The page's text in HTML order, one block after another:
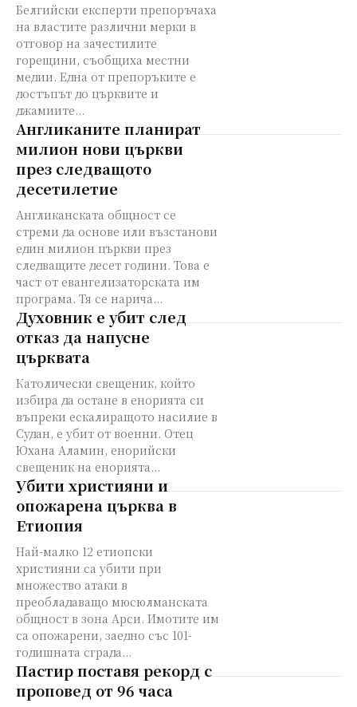
Белгийски експерти препоръчаха
на властите различни мерки в
отговор на зачестилите
горещини, съобщиха местни
медии. Една от препоръките е
достъпът до църквите и
джамиите...
Англиканите планират
милион нови църкви
през следващото
десетилетие
Англиканската общност се
стреми да основе или възстанови
един милион църкви през
следващите десет години. Това е
част от евангелизаторската им
програма. Тя се нарича...
Духовник е убит след
отказ да напусне
църквата
Католически свещеник, който
избира да остане в енорията си
въпреки ескалиращото насилие в
Судан, е убит от военни. Отец
Юхана Аламин, енорийски
свещеник на енорията...
Убити християни и
опожарена църква в
Етиопия
Най-малко 12 етиопски
християни са убити при
множество атаки в
преобладаващо мюсюлманската
общност в зона Арси. Имотите им
са опожарени, заедно със 101-
годишната сграда...
Пастир поставя рекорд с
проповед от 96 часа